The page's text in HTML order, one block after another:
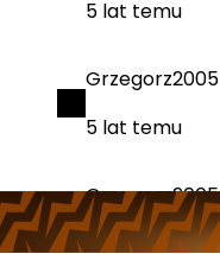
5 lat temu
Grzegorz2005
5 lat temu
Grzegorz2005
klucz STEAM